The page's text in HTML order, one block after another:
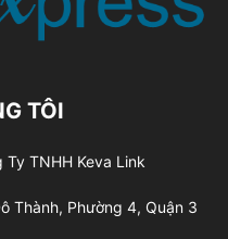
TÔI
Ty TNHH Keva Link
Thành, Phường 4, Quận 3